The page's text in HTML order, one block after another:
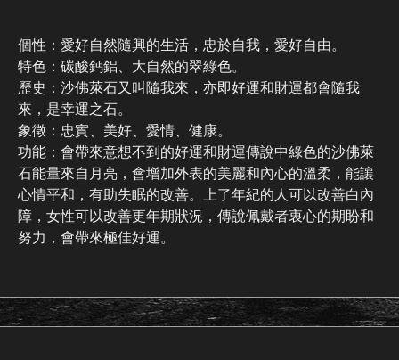
個性：愛好自然隨興的生活，忠於自我，愛好自由。
特色：碳酸鈣鋁、大自然的翠綠色。
歷史：沙佛萊石又叫隨我來，亦即好運和財運都會隨我
來，是幸運之石。
象徵：忠實、美好、愛情、健康。
功能：會帶來意想不到的好運和財運傳說中綠色的沙佛萊
石能量來自月亮，會增加外表的美麗和內心的溫柔，能讓
心情平和，有助失眠的改善。上了年紀的人可以改善白內
障，女性可以改善更年期狀況，傳說佩戴者衷心的期盼和
努力，會帶來極佳好運。